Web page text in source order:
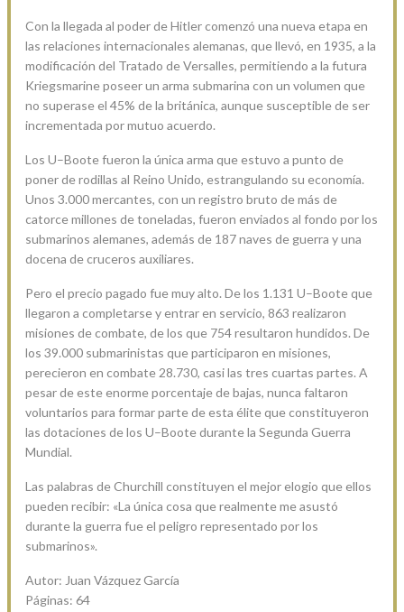
Con la llegada al poder de Hitler comenzó una nueva etapa en
las relaciones internacionales alemanas, que llevó, en 1935, a la
modificación del Tratado de Versalles, permitiendo a la futura
Kriegsmarine poseer un arma submarina con un volumen que
no superase el 45% de la británica, aunque susceptible de ser
incrementada por mutuo acuerdo.
Los U–Boote fueron la única arma que estuvo a punto de
poner de rodillas al Reino Unido, estrangulando su economía.
Unos 3.000 mercantes, con un registro bruto de más de
catorce millones de toneladas, fueron enviados al fondo por los
submarinos alemanes, además de 187 naves de guerra y una
docena de cruceros auxiliares.
Pero el precio pagado fue muy alto. De los 1.131 U–Boote que
llegaron a completarse y entrar en servicio, 863 realizaron
misiones de combate, de los que 754 resultaron hundidos. De
los 39.000 submarinistas que participaron en misiones,
perecieron en combate 28.730, casi las tres cuartas partes. A
pesar de este enorme porcentaje de bajas, nunca faltaron
voluntarios para formar parte de esta élite que constituyeron
las dotaciones de los U–Boote durante la Segunda Guerra
Mundial.
Las palabras de Churchill constituyen el mejor elogio que ellos
pueden recibir: «La única cosa que realmente me asustó
durante la guerra fue el peligro representado por los
submarinos».
Autor: Juan Vázquez García
Páginas: 64